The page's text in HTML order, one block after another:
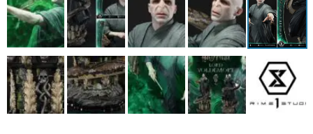
電ファミニコゲーマーとは？
運営：株式会社マレ